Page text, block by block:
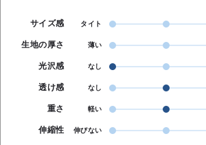
サイズ感 タイト
生地の厚さ 薄い
光沢感 なし
透け感 なし
重さ 軽い
伸縮性 伸びない